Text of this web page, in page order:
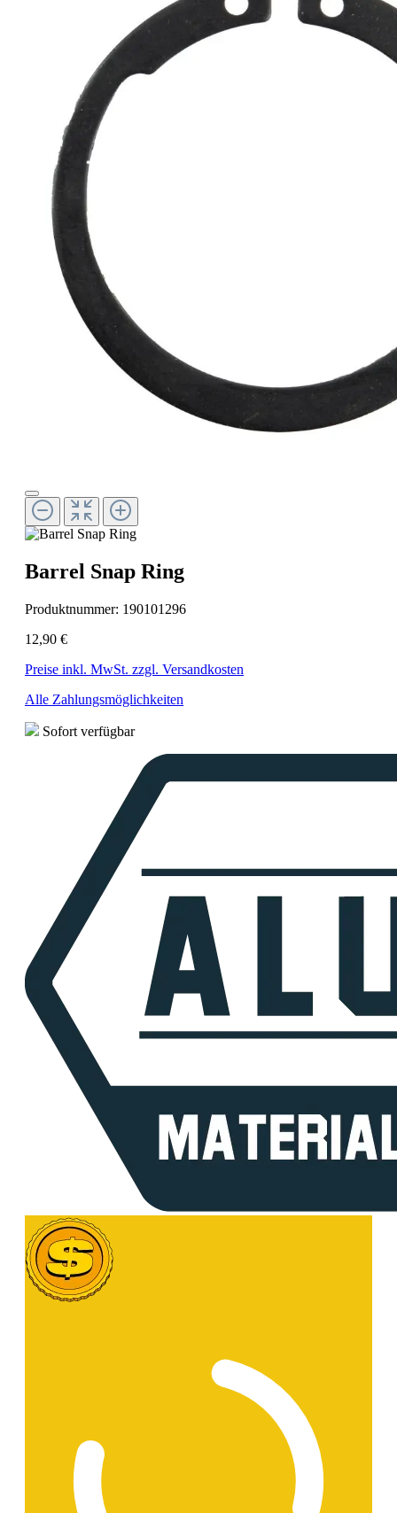
Barrel Snap Ring
Produktnummer: 190101296
12,90 €
Preise inkl. MwSt. zzgl. Versandkosten
Alle Zahlungsmöglichkeiten
Sofort verfügbar